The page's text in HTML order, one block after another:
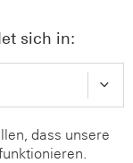
sich in:
dass unsere